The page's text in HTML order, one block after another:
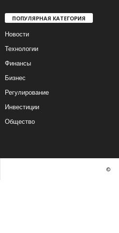
ПОПУЛЯРНАЯ КАТЕГОРИЯ
Новости
Технологии
Финансы
Бизнес
Регулирование
Инвестиции
Общество
©